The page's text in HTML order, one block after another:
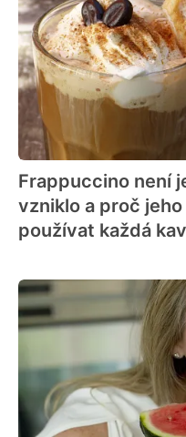
Frappuccino není
vzniklo a proč
používat každá